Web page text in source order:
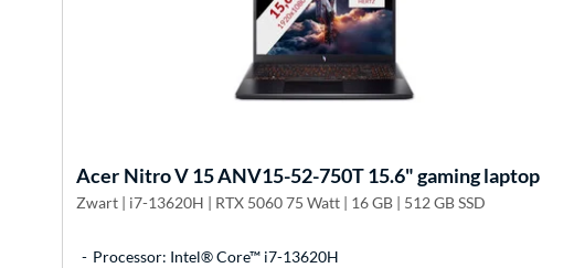
Acer Nitro V 15 ANV15-52-750T 15.6" gaming laptop
Zwart | i7-13620H | RTX 5060 75 Watt | 16 GB | 512 GB SSD
Processor: Intel® Core™ i7-13620H